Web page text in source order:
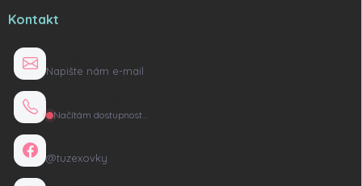
Kontakt
Napište nám e-mail
Načítám dostupnost…
@tuzexovky